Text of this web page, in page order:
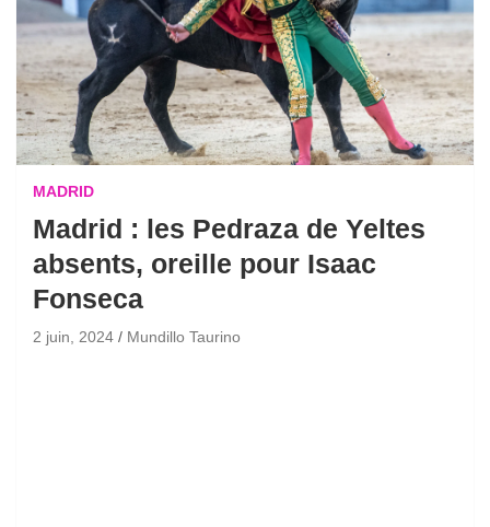
MADRID
Madrid : les Pedraza de Yeltes
absents, oreille pour Isaac
Fonseca
2 juin, 2024 Mundillo Taurino